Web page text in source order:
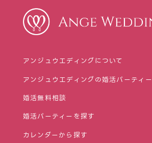
アンジュウエディングについて
アンジュウエディングの婚活パーティー
婚活無料相談
婚活パーティーを探す
カレンダーから探す